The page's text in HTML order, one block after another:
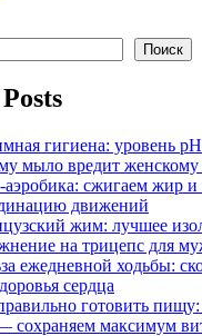
Поиск
гигиена: уровень
мыло вредит женскому
аэробика: сжигаем жир и
движений
жим: лучшее
на трицепс для
ежедневной ходьбы:
сердца
готовить пищу:
сохраняем максимум